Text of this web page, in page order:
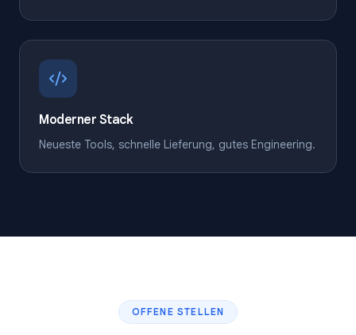
Moderner Stack
Neueste Tools, schnelle Lieferung, gutes Engineering.
OFFENE STELLEN